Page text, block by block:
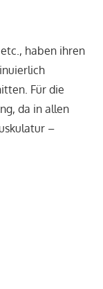
haben ihren
Für die
da in allen
–